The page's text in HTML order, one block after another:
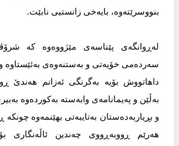
بنووسرێتەوە، بایەخی زانستیی نابێت.
لەڕوانگەی پێناسەی مێژووەوە کە
سەردەمی خۆیەتی و بەستنەوەی بەئێستاوە
داهاتووش بۆیە بەگرنگی ئەزانم هەندێ
بەڵێن و پەیمانامەی وابەستە بەکوردەوە
و بڕیاربەدەستان بەتایبەتی بهێنمەوە
هەرێم ڕووبەڕووی چەندین ئاڵەنگاری